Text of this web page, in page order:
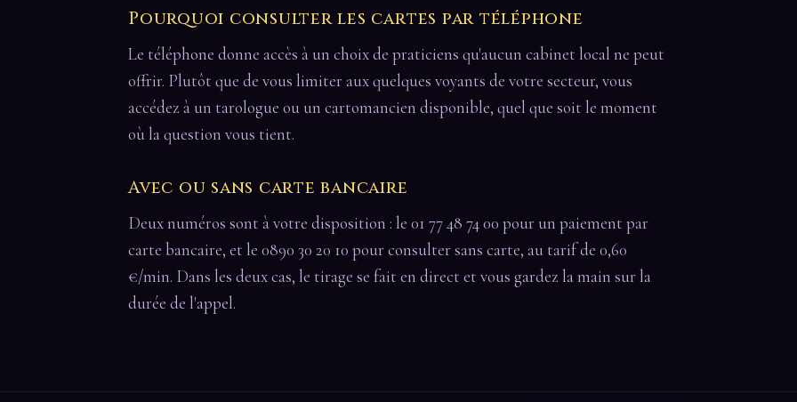
Pourquoi consulter les cartes par téléphone
Le téléphone donne accès à un choix de praticiens qu'aucun cabinet local ne peut
offrir. Plutôt que de vous limiter aux quelques voyants de votre secteur, vous
accédez à un tarologue ou un cartomancien disponible, quel que soit le moment
où la question vous tient.
Avec ou sans carte bancaire
Deux numéros sont à votre disposition : le 01 77 48 74 00 pour un paiement par
carte bancaire, et le 0890 30 20 10 pour consulter sans carte, au tarif de 0,60
€/min. Dans les deux cas, le tirage se fait en direct et vous gardez la main sur la
durée de l'appel.